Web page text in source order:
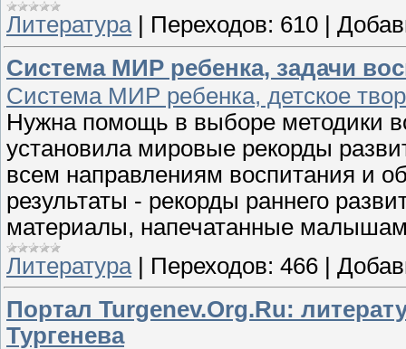
Литература| Переходов: 610
Система МИР ребенка, задачи
Система МИР ребенка, детское
Нужна помощь в выборе методики
установила мировые рекорды
всем направлениям воспитания и
результаты - рекорды раннего
материалы, напечатанные
Литература| Переходов: 466
Портал Turgenev.Org.Ru:
Тургенева